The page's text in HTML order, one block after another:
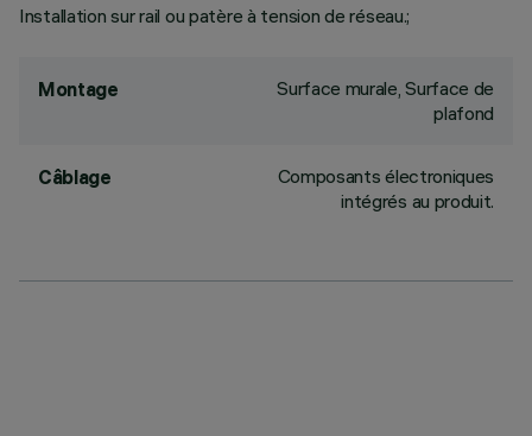
Installation sur rail ou patère à tension de réseau.;
Montage
Surface murale, Surface de
plafond
Câblage
Composants électroniques
intégrés au produit.